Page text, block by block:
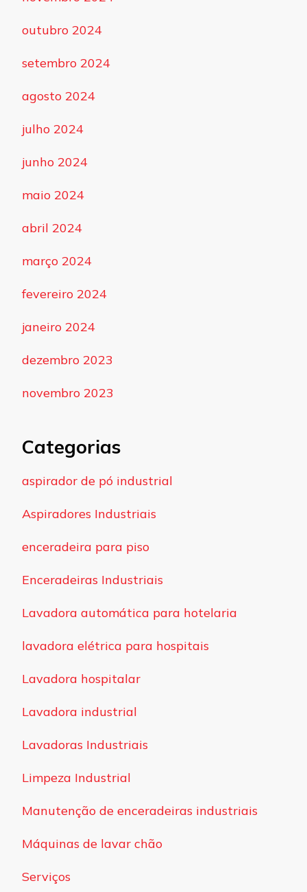
outubro 2024
setembro 2024
agosto 2024
julho 2024
junho 2024
maio 2024
abril 2024
março 2024
fevereiro 2024
janeiro 2024
dezembro 2023
novembro 2023
Categorias
aspirador de pó industrial
Aspiradores Industriais
enceradeira para piso
Enceradeiras Industriais
Lavadora automática para hotelaria
lavadora elétrica para hospitais
Lavadora hospitalar
Lavadora industrial
Lavadoras Industriais
Limpeza Industrial
Manutenção de enceradeiras industriais
Máquinas de lavar chão
Serviços